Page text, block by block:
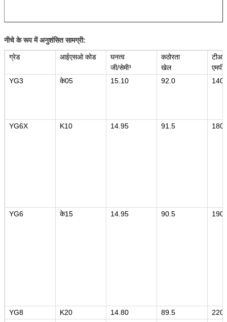
नीचे के रूप में अनुशंसित सामग्री:
ग्रेड आईएसओ कोड
घनत्व
जी/सेमी³
कठोरता
खेल
एमपीए
YG3
के05 15.10 92.0
YG6X K10 14.95 91.5
YG6 के15 14.95 90.5
YG8 K20 14.80 89.5